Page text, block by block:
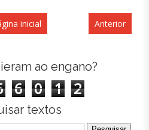
Anterior
inicial
ao engano?
6 0 1 2
textos